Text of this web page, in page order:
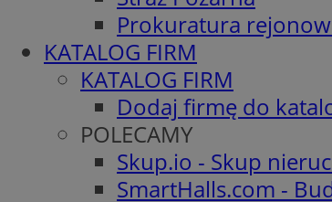
Prokuratura
KATALOG FIRM
KATALOG FIRM
Dodaj firmę do
POLECAMY
Skup.io - Skup
SmartHalls.com -